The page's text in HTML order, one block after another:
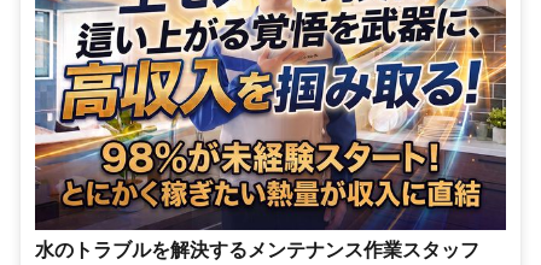
水のトラブルを解決するメンテナンス作業スタッフ